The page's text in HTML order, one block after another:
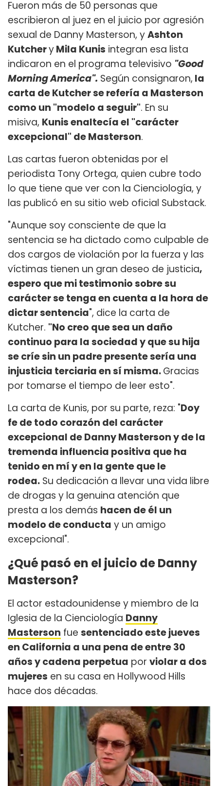
Fueron más de 50 personas que
escribieron al juez en el juicio por agresión
sexual de Danny Masterson, yAshton
KutcheryMila Kunis integran esa lista
indicaron en el programa televisivo "Good
Morning America". Según consignaron, la
carta de Kutcher se refería a Masterson
como un "modelo a seguir". En su
misiva, Kunis enaltecía el "carácter
excepcional" de Masterson.
Las cartas fueron obtenidas por el
periodista Tony Ortega, quien cubre todo
lo que tiene que ver con la Cienciología, y
las publicó en su sitio web oficial Substack.
"Aunque soy consciente de que la
sentencia se ha dictado como culpable de
dos cargos de violación por la fuerza y las
víctimas tienen un gran deseo de justicia,
espero que mi testimonio sobre su
carácter se tenga en cuenta a la hora de
dictar sentencia", dice la carta de
Kutcher. "No creo que sea un daño
continuo para la sociedad y que su hija
se críe sin un padre presente sería una
injusticia terciaria en sí misma.Gracias
por tomarse el tiempo de leer esto".
La carta de Kunis, por su parte, reza: "Doy
fe de todo corazón del carácter
excepcional de Danny Masterson y de la
tremenda influencia positiva que ha
tenido en mí y en la gente que le
rodea. Su dedicación a llevar una vida libre
de drogas y la genuina atención que
presta a los demás hacen de él un
modelo de conducta y un amigo
excepcional".
¿Qué pasó en el juicio de Danny
Masterson?
El actor estadounidense y miembro de la
Iglesia de la Cienciología Danny
Masterson fue sentenciado este jueves
en California a una pena de entre 30
años y cadena perpetua por violar a dos
mujeres en su casa en Hollywood Hills
hace dos décadas.